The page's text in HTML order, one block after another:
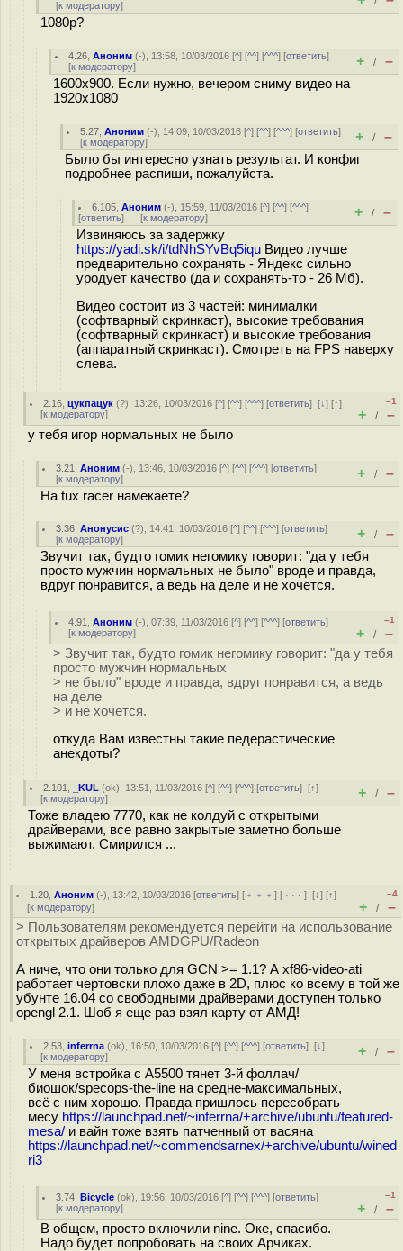
[к модератору]
1080p?
4.26 ,Аноним (-), 13:58, 10/03/2016 [^] [^^] [^^^] [ответить]
[к модератору] + / –
1600x900. Если нужно, вечером сниму видео на
1920x1080
5.27 ,Аноним (-), 14:09, 10/03/2016 [^] [^^] [^^^] [ответить]
[к модератору] + / –
Было бы интересно узнать результат. И конфиг
подробнее распиши, пожалуйста.
6.105 ,Аноним (-), 15:59, 11/03/2016 [^] [^^] [^^^]
[ответить] [к модератору] + / –
Извиняюсь за задержку
https://yadi.sk/i/tdNhSYvBq5iqu Видео лучше
предварительно сохранять - Яндекс сильно
уродует качество (да и сохранять-то - 26 Мб).
Видео состоит из 3 частей: минималки
(софтварный скринкаст), высокие требования
(софтварный скринкаст) и высокие требования
(аппаратный скринкаст). Смотреть на FPS наверху
слева.
2.16 ,цукпацук (?), 13:26, 10/03/2016 [^] [^^] [^^^] [ответить][↓] [↑]
[к модератору]
–1
+ / –
у тебя игор нормальных не было
3.21 ,Аноним (-), 13:46, 10/03/2016 [^] [^^] [^^^] [ответить]
[к модератору] + / –
На tux racer намекаете?
3.36 ,Анонусис (?), 14:41, 10/03/2016 [^] [^^] [^^^] [ответить]
[к модератору] + / –
Звучит так, будто гомик негомику говорит: "да у тебя
просто мужчин нормальных не было" вроде и правда,
вдруг понравится, а ведь на деле и не хочется.
4.91 ,Аноним (-), 07:39, 11/03/2016 [^] [^^] [^^^] [ответить]
[к модератору]
–1
+ / –
> Звучит так, будто гомик негомику говорит: "да у тебя
просто мужчин нормальных
> не было" вроде и правда, вдруг понравится, а ведь
на деле
> и не хочется.
откуда Вам известны такие педерастические
анекдоты?
2.101 _KUL (ok), 13:51, 11/03/2016 [^] [^^] [^^^] [ответить][↑]
[к модератору] + / –
Тоже владею 7770, как не колдуй с открытыми
драйверами, все равно закрытые заметно больше
выжимают. Смирился ...
1.20 ,Аноним (-), 13:42, 10/03/2016 [ответить] [ ﹢﹢﹢] [ · · ·][↓] [↑]
[к модератору]
–4
+ / –
> Пользователям рекомендуется перейти на использование
открытых драйверов AMDGPU/Radeon
А ниче, что они только для GCN >= 1.1? А xf86-video-ati
работает чертовски плохо даже в 2D, плюс ко всему в той же
убунте 16.04 со свободными драйверами доступен только
opengl 2.1. Шоб я еще раз взял карту от АМД!
2.53 ,inferrna (ok), 16:50, 10/03/2016 [^] [^^] [^^^] [ответить][↓]
[к модератору] + / –
У меня встройка с A5500 тянет 3-й фоллач/
биошок/specops-the-line на средне-максимальных,
всё с ним хорошо. Правда пришлось пересобрать
месу https://launchpad.net/~inferrna/+archive/ubuntu/featured-
mesa/ и вайн тоже взять патченный от васяна
https://launchpad.net/~commendsarnex/+archive/ubuntu/wined
ri3
3.74 ,Bicycle (ok), 19:56, 10/03/2016 [^] [^^] [^^^] [ответить]
[к модератору]
–1
+ / –
В общем, просто включили nine. Оке, спасибо.
Надо будет попробовать на своих Арчиках.